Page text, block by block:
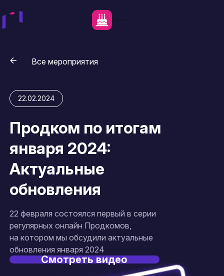
Все мероприятия
22.02.2024
Продком по итогам
января 2024:
Актуальные
обновления
22 февраля состоялся первый в серии
регулярных онлайн Продкомов,
на котором мы обсудили актуальные
обновления января 2024
Смотреть видео